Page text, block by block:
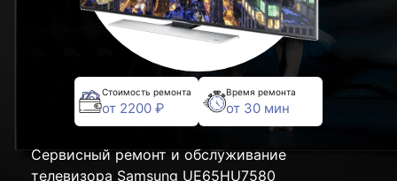
Стоимость ремонта
от 2200 ₽
Время ремонта
от 30 мин
Сервисный ремонт и обслуживание
телевизора Samsung UE65HU7580